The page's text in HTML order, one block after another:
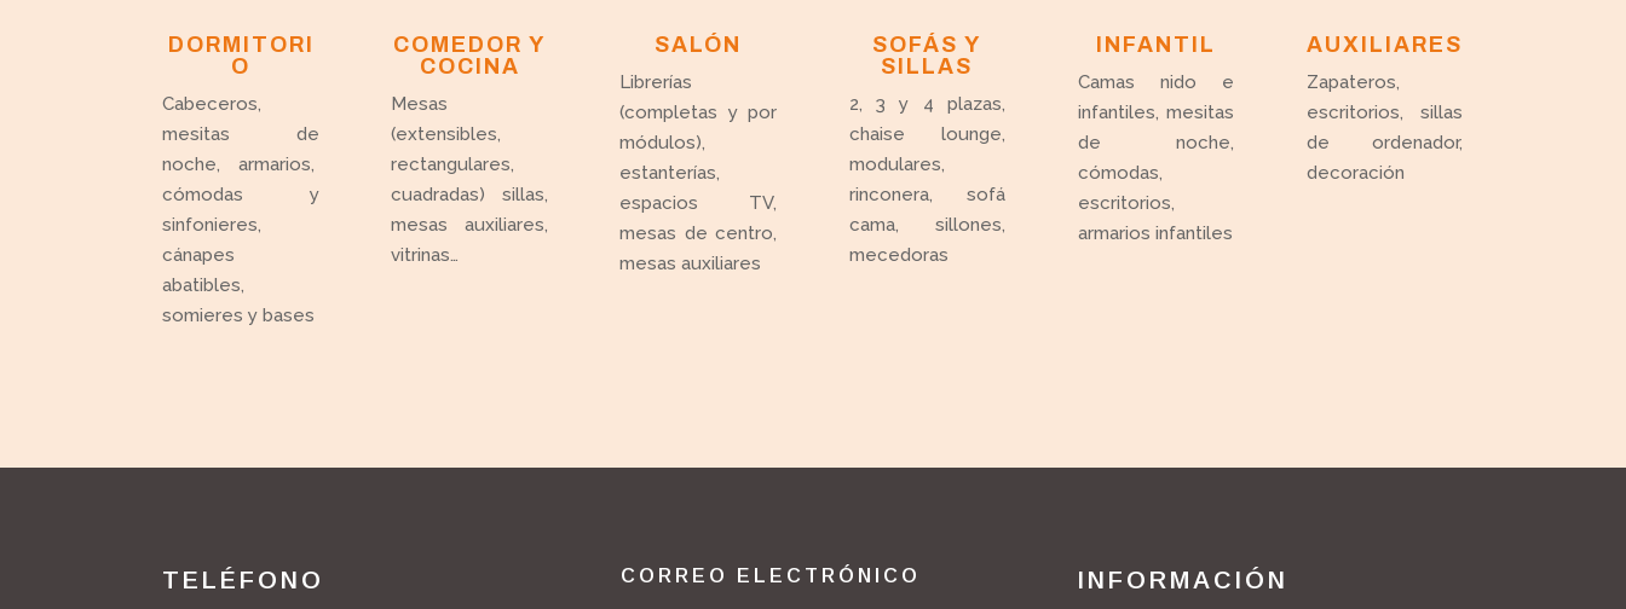
DORMITORI
O
Cabeceros,
mesitas de
noche, armarios,
cómodas y
sinfonieres,
cánapes
abatibles,
somieres y bases
COMEDOR Y
COCINA
Mesas
(extensibles,
rectangulares,
cuadradas) sillas,
mesas auxiliares,
vitrinas…
SALÓN
Librerías
(completas y por
módulos),
estanterías,
espacios TV,
mesas de centro,
mesas auxiliares
SOFÁS Y
SILLAS
2, 3 y 4 plazas,
chaise lounge,
modulares,
rinconera, sofá
cama, sillones,
mecedoras
INFANTIL
Camas nido e
infantiles, mesitas
de noche,
cómodas,
escritorios,
armarios infantiles
AUXILIARES
Zapateros,
escritorios, sillas
de ordenador,
decoración
TELÉFONO CORREO ELECTRÓNICO INFORMACIÓN